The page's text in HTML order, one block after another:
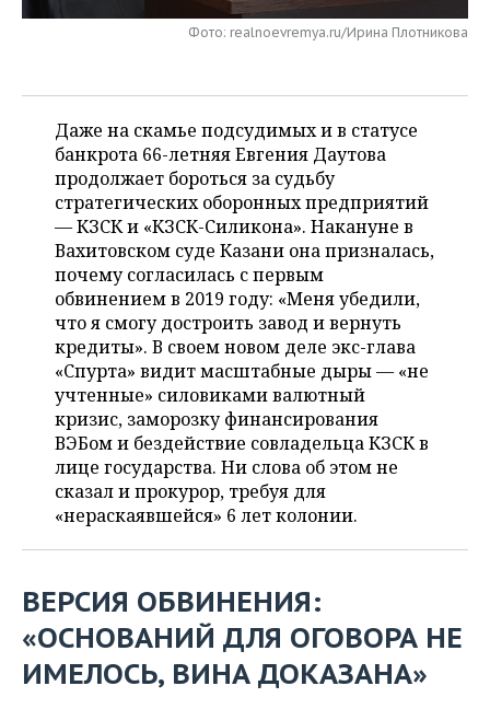
ТЕЛЕКОММУНИКАЦИИ
ОТКРЫТАЯ ЛЕКЦИЯ
БАСКЕТБОЛ
ВОЛЕЙБОЛ
КИБЕРСПОРТ
ФИГУРНОЕ КАТАНИЕ
ВОДНЫЕ ВИДЫ СПОРТА
ХОККЕЙ С МЯЧОМ
НОВОСТИ ОБЩЕСТВА
ИНФРАСТРУКТУРА
ИСТОРИЯ
КУЛЬТУРА
МЕДИЦИНА
ОБРАЗОВАНИЕ
ПРОИСШЕСТВИЯ
СПРАВОЧНИК
СПИСОК ПЕРСОН
СПИСОК КОМПАНИЙ
ПОЛНАЯ ВЕРСИЯ
Фото: realnoevremya.ru/Ирина Плотникова
Даже на скамье подсудимых и в статусе
банкрота 66-летняя Евгения Даутова
продолжает бороться за судьбу
стратегических оборонных предприятий
— КЗСК и «КЗСК-Силикона». Накануне в
Вахитовском суде Казани она призналась,
почему согласилась с первым
обвинением в 2019 году: «Меня убедили,
что я смогу достроить завод и вернуть
кредиты». В своем новом деле экс-глава
«Спурта» видит масштабные дыры — «не
учтенные» силовиками валютный
кризис, заморозку финансирования
ВЭБом и бездействие совладельца КЗСК в
лице государства. Ни слова об этом не
сказал и прокурор, требуя для
«нераскаявшейся» 6 лет колонии.
ВЕРСИЯ ОБВИНЕНИЯ:
«ОСНОВАНИЙ ДЛЯ ОГОВОРА НЕ
ИМЕЛОСЬ, ВИНА ДОКАЗАНА»